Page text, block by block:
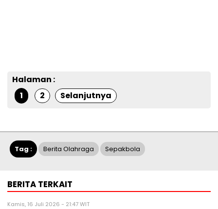
Halaman :
1
2 Selanjutnya
Tag : Berita Olahraga Sepakbola
BERITA TERKAIT
Kamis, 16 Juli 2026 - 21:47 WIT